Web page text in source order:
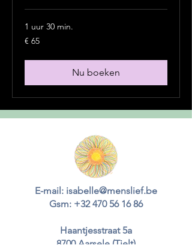
1 uur 30 min.
65
euro
€ 65
Nu boeken
E-mail: isabelle@menslief.be
Gsm: +32 470 56 16 86
Haantjesstraat 5a
8700 Aarsele (Tielt)